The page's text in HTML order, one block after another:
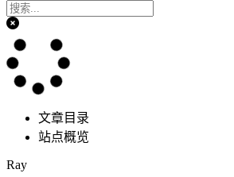
文章目录
站点概览
Ray